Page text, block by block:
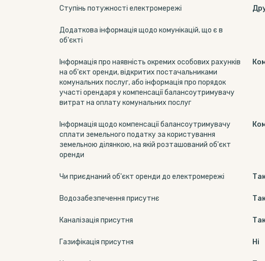
Ступінь потужності електромережі
Додаткова інформація щодо комунікацій, що є в
об'єкті
Інформація про наявність окремих особових рахунків
на об'єкт оренди, відкритих постачальниками
комунальних послуг, або інформація про порядок
участі орендаря у компенсації балансоутримувачу
витрат на оплату комунальних послуг
Інформація щодо компенсації балансоутримувачу
сплати земельного податку за користування
земельною ділянкою, на якій розташований об'єкт
оренди
Чи приєднаний об'єкт оренди до електромережі
Водозабезпечення присутнє
Каналізація присутня
Газифікація присутня Ні